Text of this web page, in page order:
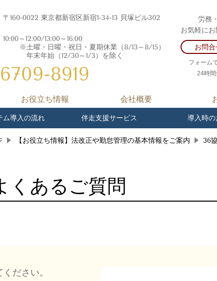
〒160-0022 東京都新宿区新宿1-34-13 貝塚ビル302
10:00～12:00/13:00～16:00
※土曜・日曜・祝日・夏期休業（8/13～8/15）
年末年始（12/30～1/3）を除く
8919
労務
お気軽に
お問
フォーム
24時間
お役立ち情報 会社概要
ム導入の流れ 伴走支援サービス 導入時
【お役立ち情報】法改正や勤怠管理の基本情報をご案内 36
くあるご質問
ださい。